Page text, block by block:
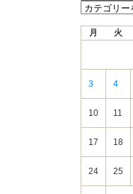
新
月 火
3 4
10 11
17 18
24 25